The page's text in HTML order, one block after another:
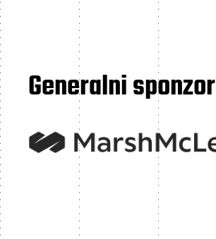
Generalni sponzor